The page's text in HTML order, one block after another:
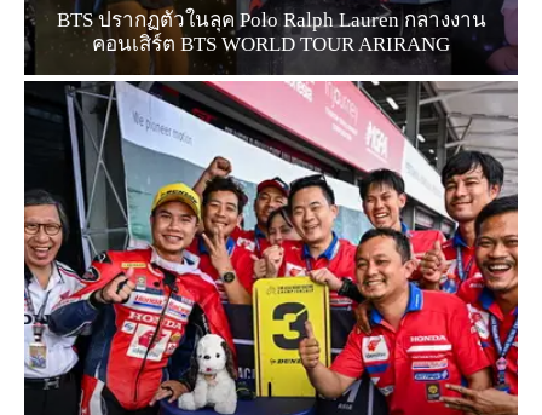
BTS ปรากฏตัวในลุค Polo Ralph Lauren กลางงาน
คอนเสิร์ต BTS WORLD TOUR ARIRANG